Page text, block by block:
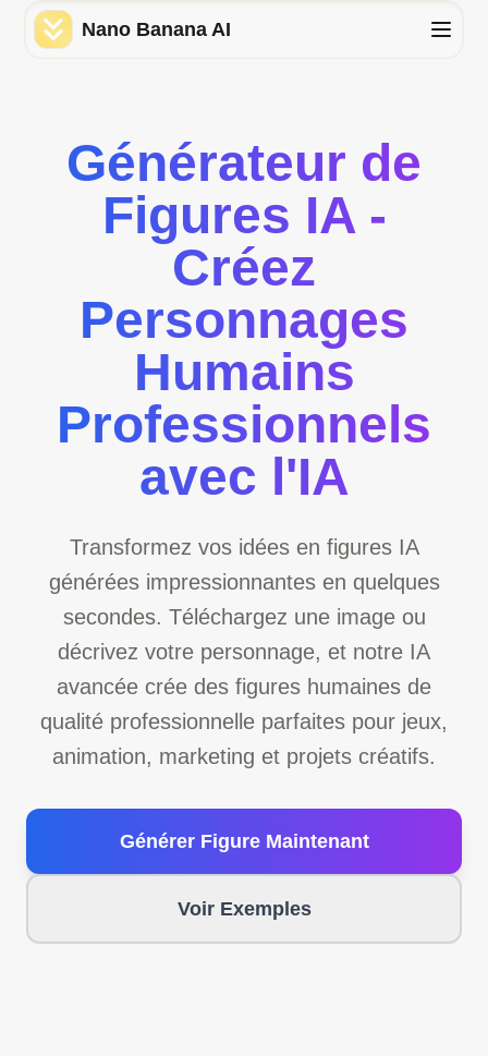
Nano Banana AI
Générateur de
Figures IA -
Créez
Personnages
Humains
Professionnels
avec l'IA
Transformez vos idées en figures IA
générées impressionnantes en quelques
secondes. Téléchargez une image ou
décrivez votre personnage, et notre IA
avancée crée des figures humaines de
qualité professionnelle parfaites pour jeux,
animation, marketing et projets créatifs.
Générer Figure Maintenant
Voir Exemples